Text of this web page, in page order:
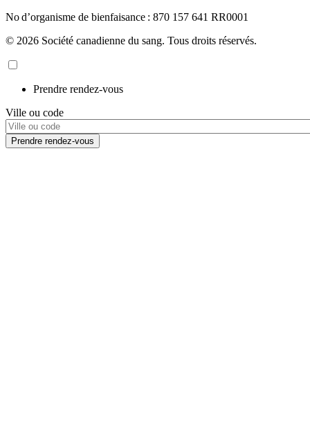
No d’organisme de bienfaisance : 870 157 641 RR0001
© 2026 Société canadienne du sang. Tous droits réservés.
Prendre rendez-vous
Ville ou code